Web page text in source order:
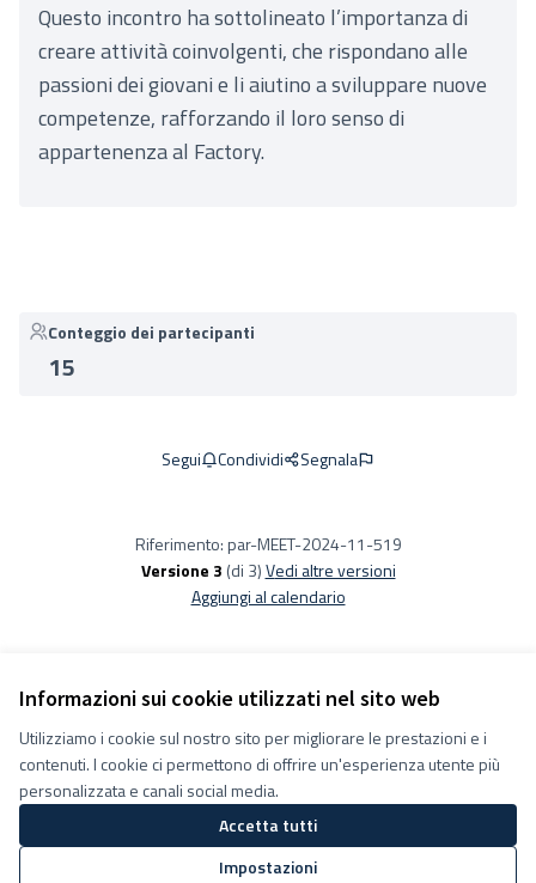
Informazioni sui cookie utilizzati nel sito web
Utilizziamo i cookie sul nostro sito per migliorare le prestazioni e i
contenuti. I cookie ci permettono di offrire un'esperienza utente più
personalizzata e canali social media.
Accetta tutti
Impostazioni
Questo incontro ha sottolineato l’importanza di
creare attività coinvolgenti, che rispondano alle
passioni dei giovani e li aiutino a sviluppare nuove
competenze, rafforzando il loro senso di
appartenenza al Factory.
Conteggio dei partecipanti
15
Segui Condividi Segnala
Riferimento: par-MEET-2024-11-519
Versione 3 (di 3) vedi altre versioni
Aggiungi al calendario
Termini e condizioni d''uso
Impostazioni Cookie
Decidiamo su Facebook
Decidiamo su YouTube
(Collegamento esterno)